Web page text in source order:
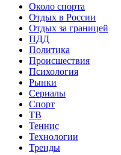
Около спорта
Отдых в России
Отдых за границей
ПДД
Политика
Происшествия
Психология
Рынки
Сериалы
Спорт
ТВ
Теннис
Технологии
Тренды